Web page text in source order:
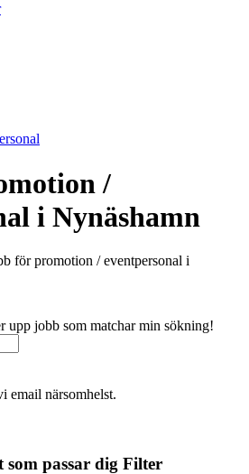
/
i Nynäshamn
för promotion / eventpersonal i
upp jobb som matchar min sökning!
email närsomhelst.
passar dig Filter